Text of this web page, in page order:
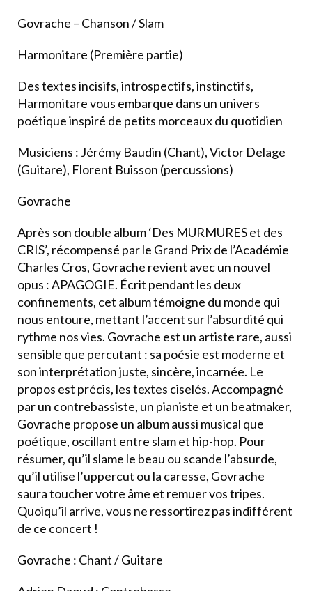
Govrache – Chanson / Slam
Harmonitare (Première partie)
Des textes incisifs, introspectifs, instinctifs,
Harmonitare vous embarque dans un univers
poétique inspiré de petits morceaux du quotidien
Musiciens : Jérémy Baudin (Chant), Victor Delage
(Guitare), Florent Buisson (percussions)
Govrache
Après son double album ‘Des MURMURES et des
CRIS’, récompensé par le Grand Prix de l’Académie
Charles Cros, Govrache revient avec un nouvel
opus : APAGOGIE. Écrit pendant les deux
confinements, cet album témoigne du monde qui
nous entoure, mettant l’accent sur l’absurdité qui
rythme nos vies. Govrache est un artiste rare, aussi
sensible que percutant : sa poésie est moderne et
son interprétation juste, sincère, incarnée. Le
propos est précis, les textes ciselés. Accompagné
par un contrebassiste, un pianiste et un beatmaker,
Govrache propose un album aussi musical que
poétique, oscillant entre slam et hip-hop. Pour
résumer, qu’il slame le beau ou scande l’absurde,
qu’il utilise l’uppercut ou la caresse, Govrache
saura toucher votre âme et remuer vos tripes.
Quoiqu’il arrive, vous ne ressortirez pas indifférent
de ce concert !
Govrache : Chant / Guitare